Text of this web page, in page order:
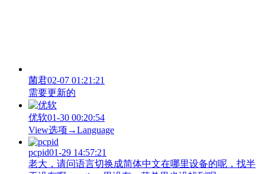
菌君02-07 01:21:21
需要更新的
优软01-30 00:20:54
View‌选项→Language
pcpid01-29 14:57:21
老大，请问语言切换成简体中文在哪里设备的呢，找半